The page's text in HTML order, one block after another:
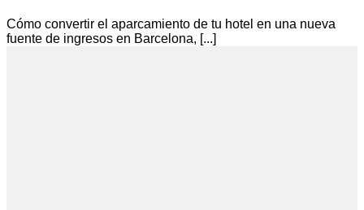
Cómo convertir el aparcamiento de tu hotel en una nueva
fuente de ingresos en Barcelona, [...]